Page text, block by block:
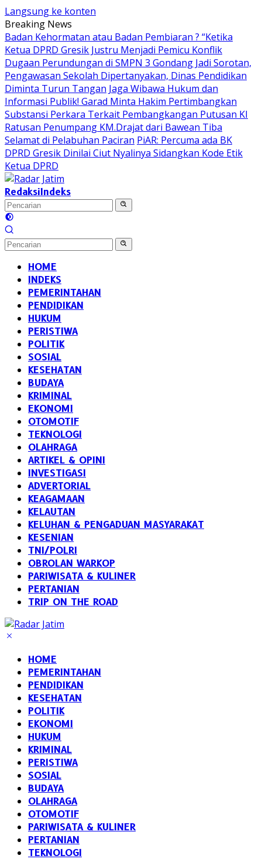
Langsung ke konten
Breaking News
Badan Kehormatan atau Badan Pembiaran ? “Ketika
Ketua DPRD Gresik Justru Menjadi Pemicu Konflik
Dugaan Perundungan di SMPN 3 Gondang Jadi Sorotan,
Pengawasan Sekolah Dipertanyakan, Dinas Pendidikan
Diminta Turun Tangan Jaga Wibawa Hukum dan
Informasi Publik! Garad Minta Hakim Pertimbangkan
Substansi Perkara Terkait Pembangkangan Putusan KI
Ratusan Penumpang KM.Drajat dari Bawean Tiba
Selamat di Pelabuhan Paciran PiAR: Percuma ada BK
DPRD Gresik Dinilai Ciut Nyalinya Sidangkan Kode Etik
Ketua DPRD
RedaksiIndeks
HOME
INDEKS
PEMERINTAHAN
PENDIDIKAN
HUKUM
PERISTIWA
POLITIK
SOSIAL
KESEHATAN
BUDAYA
KRIMINAL
EKONOMI
OTOMOTIF
TEKNOLOGI
OLAHRAGA
ARTIKEL & OPINI
INVESTIGASI
ADVERTORIAL
KEAGAMAAN
KELAUTAN
KELUHAN & PENGADUAN MASYARAKAT
KESENIAN
TNI/POLRI
OBROLAN WARKOP
PARIWISATA & KULINER
PERTANIAN
TRIP ON THE ROAD
HOME
PEMERINTAHAN
PENDIDIKAN
KESEHATAN
POLITIK
EKONOMI
HUKUM
KRIMINAL
PERISTIWA
SOSIAL
BUDAYA
OLAHRAGA
OTOMOTIF
PARIWISATA & KULINER
PERTANIAN
TEKNOLOGI